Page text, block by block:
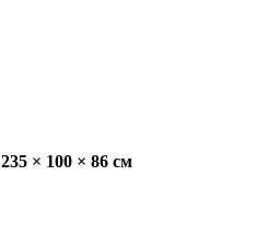
235 × 100 × 86 см